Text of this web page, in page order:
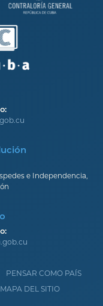
e Independencia,
PENSAR COMO PAÍS
MAPA DEL SITIO